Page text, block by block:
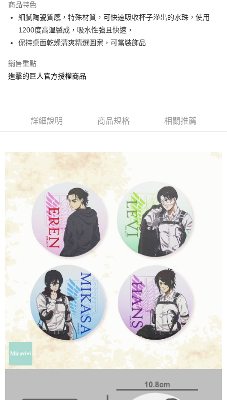
Apple Pay
街口支付
AFTEE先享後付
１．簡單：不需註冊會員、不需綁卡、不需儲值。
【「AFTEE先享後付」結帳流程】
１．於結帳方式選擇「AFTEE先享後付」後，將跳轉至「AFTEE先享後付」
結帳頁面，進行簡訊認證並確認金額後，即可完成結帳。
２．訂單成立數日內，您將收到繳費通知簡訊。
３．收到繳費通知簡訊後14天內，點擊此簡訊中的連結，可透過四大超商／
ATM／網路銀行／等多元方式進行付款，方視為交易完成。
※ 請注意：結帳手續完成當下不需立刻繳費，但若您需要取消訂單，請聯絡
購買商品的店家。未經商家同意取消之訂單仍視為有效，需透過AFTEE先享
後付繳納相關費用。
※ 交易是否成功請以「AFTEE先享後付 」之結帳頁面顯示為準，若有關於
是否繳費成功／繳費後需取消欲退款等相關疑問，請聯繫「AFTEE先享後付
客戶支援中心」
https://netprotections.freshdesk.com/support/home
【注意事項】
１．透過由恩沛科技股份有限公司提供之「AFTEE先享後付」服務完成之交
易，需依本服務之必要範圍內提供個人資料，並將交易相關給付款項請求債
權轉讓予恩沛科技股份有限公司。
２．關於個人資料處理事宜，請瀏覽以下網址：
https://aftee.tw/terms/#terms3
３．未成年的使用者請事先徵得法定代理人或監護人之同意方可使用
「AFTEE先享後付」，若未經同意申辦者引起之損失，本公司不負相關責
任。
４．使用「AFTEE先享後付」時，將依據個別帳號之用戶狀況，依本公司即
時審查核予不同之上限額度；若仍有額度不足之情形，本公司將視審查結果
５．嚴禁一人註冊多個帳號或使用他人資訊註冊。若發現惡意使用之情形，
恩沛科技股份有限公司將有權停止該用戶之使用額度並採取法律行動。
運送方式
每筆NT$60，滿NT$499(含以上)免運費
付款後全家取貨
每筆NT$60，滿NT$499(含以上)免運費
7-11付款取貨
每筆NT$60，滿NT$499(含以上)免運費
付款後7-11取貨
每筆NT$60，滿NT$499(含以上)免運費
每筆NT$120，滿NT$499(含以上)免運費
商品特色
細膩陶瓷質感，特殊材質，可快速吸收杯子滲出的水珠，使用
1200度高溫製成，吸水性強且快速，
保持桌面乾燥清爽精選圖案，可當裝飾品
銷售重點
進擊的巨人官方授權商品
詳細說明 商品規格 相關推薦